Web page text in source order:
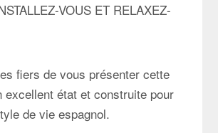
VOUS ET RELAXEZ-
fiers de vous présenter cette
excellent état et construite pour
de vie espagnol.